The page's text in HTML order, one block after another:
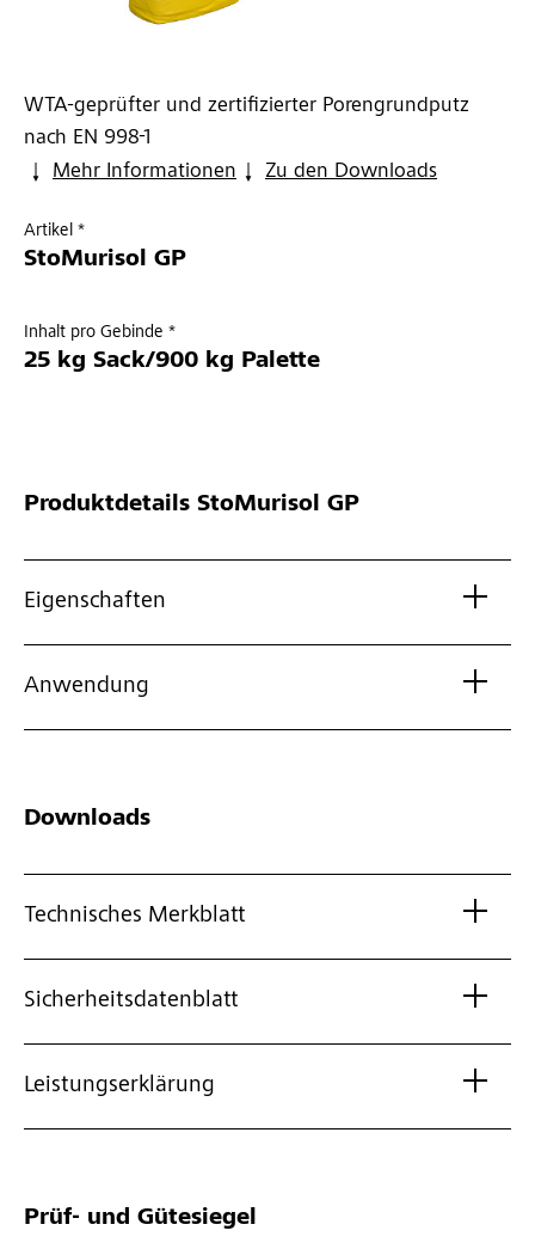
WTA-geprüfter und zertifizierter Porengrundputz
nach EN 998-1
Mehr Informationen
Zu den Downloads
Artikel *
StoMurisol GP
Inhalt pro Gebinde *
25 kg Sack/900 kg Palette
Produktdetails StoMurisol GP
Eigenschaften
Anwendung
Downloads
Technisches Merkblatt
Sicherheitsdatenblatt
Leistungserklärung
Prüf- und Gütesiegel